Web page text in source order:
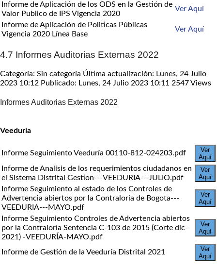
Informe de Aplicación de los ODS en la Gestión de
Valor Publico de IPS Vigencia 2020
Ver Aquí
Informe de Aplicación de Politicas Públicas
Vigencia 2020 Línea Base
Ver Aquí
4.7 Informes Auditorias Externas 2022
Categoría: Sin categoría Última actualización: Lunes, 24 Julio
2023 10:12 Publicado: Lunes, 24 Julio 2023 10:11 2547 Views
Informes Auditorias Externas 2022
Veeduría
Informe Seguimiento Veeduría 00110-812-024203.pdf
Ver
Aquí
Informe de Analisis de los requerimientos ciudadanos en
el Sistema Distrital Gestion---VEEDURIA---JULIO.pdf
Ver
Aquí
Informe Seguimiento al estado de los Controles de
Advertencia abiertos por la Contraloria de Bogota---
VEEDURIA---MAYO.pdf
Ver
Aquí
Informe Seguimiento Controles de Advertencia abiertos
por la Contraloría Sentencia C-103 de 2015 (Corte dic-
2021) -VEEDURÍA-MAYO.pdf
Ver
Aquí
Informe de Gestión de la Veeduría Distrital 2021
Ver
Aquí